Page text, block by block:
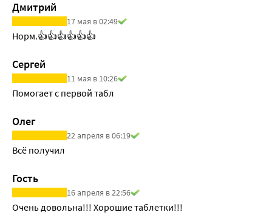
Дмитрий
17 мая в 02:49
Норм.👍👍👍👍👍👍
Сергей
11 мая в 10:26
Помогает с первой табл
Олег
22 апреля в 06:19
Всё получил
Гость
16 апреля в 22:56
Очень довольна!!! Хорошие таблетки!!!